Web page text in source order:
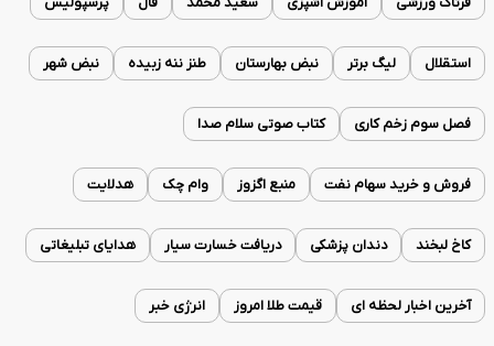
استقلال لیگ برتر نبض بهارستان طنز ننه زبیده نبض شهر
فصل سوم زخم کاری کتاب صوتی سلام صدا
فروش و خرید سهام نفت منبع اگزوز وام چک هدلایت
کاخ لبخند دندان پزشکی دریافت خسارت سیار هدایای تبلیغاتی
آخرین اخبار لحظه ای قیمت طلا امروز انرژی خبر